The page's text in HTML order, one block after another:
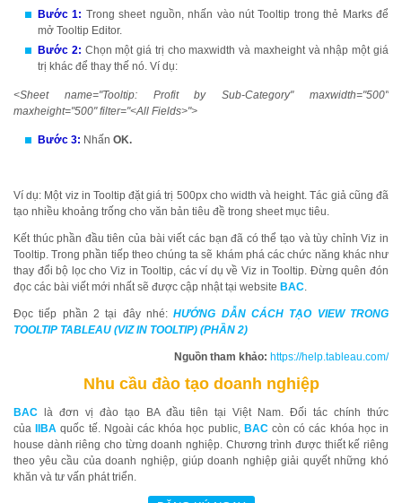
Bước 1: Trong sheet nguồn, nhấn vào nút Tooltip trong thẻ Marks để
mở Tooltip Editor.
Bước 2: Chọn một giá trị cho maxwidth và maxheight và nhập một giá
trị khác để thay thế nó. Ví dụ:
<Sheet name="Tooltip: Profit by Sub-Category" maxwidth="500"
maxheight="500" filter="<All Fields>">
Bước 3: Nhấn OK.
Ví dụ: Một viz in Tooltip đặt giá trị 500px cho width và height. Tác giả cũng đã
tạo nhiều khoảng trống cho văn bản tiêu đề trong sheet mục tiêu.
Kết thúc phần đầu tiên của bài viết các bạn đã có thể tạo và tùy chỉnh Viz in
Tooltip. Trong phần tiếp theo chúng ta sẽ khám phá các chức năng khác như
thay đổi bộ lọc cho Viz in Tooltip, các ví dụ về Viz in Tooltip. Đừng quên đón
đọc các bài viết mới nhất sẽ được cập nhật tại website BAC.
Đọc tiếp phần 2 tại đây nhé: HƯỚNG DẪN CÁCH TẠO VIEW TRONG
TOOLTIP TABLEAU (VIZ IN TOOLTIP) (PHẦN 2)
Nguồn tham khảo: https://help.tableau.com/
Nhu cầu đào tạo doanh nghiệp
BAC là đơn vị đào tạo BA đầu tiên tại Việt Nam. Đối tác chính thức
của
IIBA quốc tế. Ngoài các khóa học public, BACcòn có các khóa học in
house dành riêng cho từng doanh nghiệp. Chương trình được thiết kế riêng
theo yêu cầu của doanh nghiệp, giúp doanh nghiệp giải quyết những khó
khăn và tư vấn phát triển.